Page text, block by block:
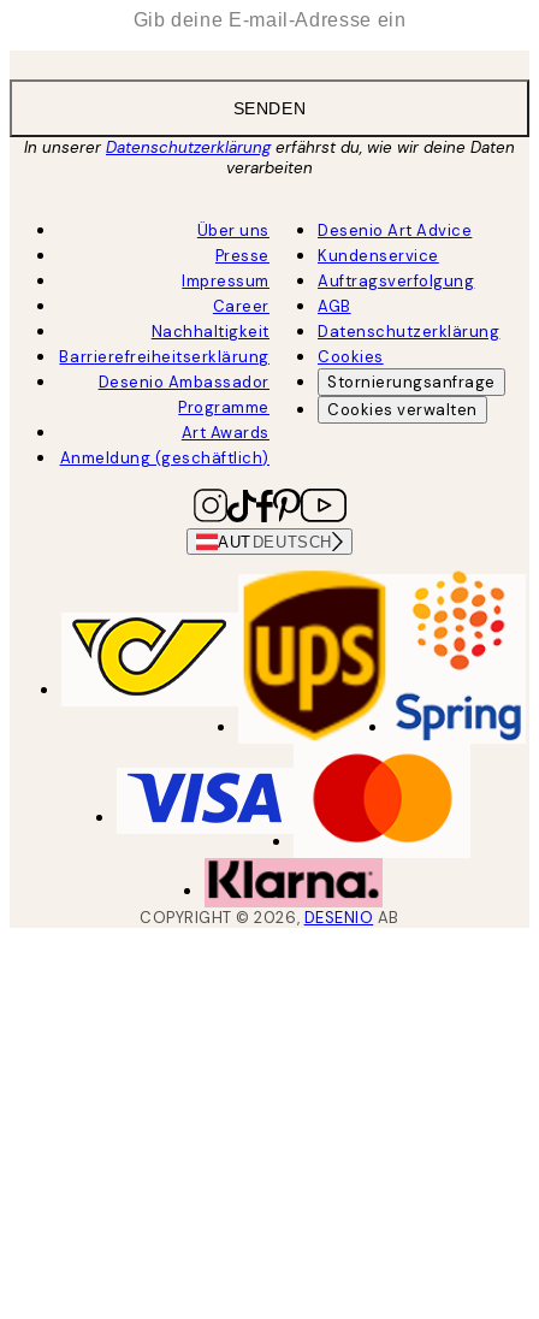
SENDEN
In unsererDatenschutzerklärungerfährst du, wie wir deine Daten
verarbeiten
Über uns
Presse
Impressum
Career
Nachhaltigkeit
Barrierefreiheitserklärung
Desenio Ambassador
Programme
Art Awards
Anmeldung (geschäftlich)
Desenio Art Advice
Kundenservice
Auftragsverfolgung
AGB
Datenschutzerklärung
Cookies
Stornierungsanfrage
Cookies verwalten
AUT DEUTSCH
COPYRIGHT ©2026, DESENIO AB